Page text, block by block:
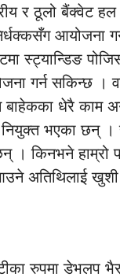
र ठूलो बैंक्वेट
निर्धक्कसँग
स्ट्यान्डिङ
गर्न सकिन्छ ।
धेरै काम
भएका छन् ।
छन् । किनभने
अतिथिलाई खुशी
रुपमा डेभलप